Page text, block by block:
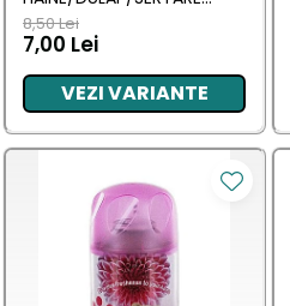
MANGO 26G
8,50 Lei
7,00 Lei
VEZI VARIANTE